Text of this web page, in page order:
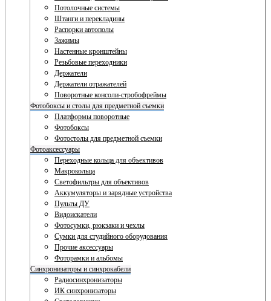
Потолочные системы
Штанги и перекладины
Распорки автополы
Зажимы
Настенные кронштейны
Резьбовые переходники
Держатели
Держатели отражателей
Поворотные консоли-стробофреймы
Фотобоксы и столы для предметной съемки
Платформы поворотные
Фотобоксы
Фотостолы для предметной съемки
Фотоаксессуары
Переходные кольца для объективов
Макрокольца
Светофильтры для объективов
Аккумуляторы и зарядные устройства
Пульты ДУ
Видоискатели
Фотосумки, рюкзаки и чехлы
Сумки для студийного оборудования
Прочие аксессуары
Фоторамки и альбомы
Синхронизаторы и синхрокабели
Радиосинхронизаторы
ИК синхронизаторы